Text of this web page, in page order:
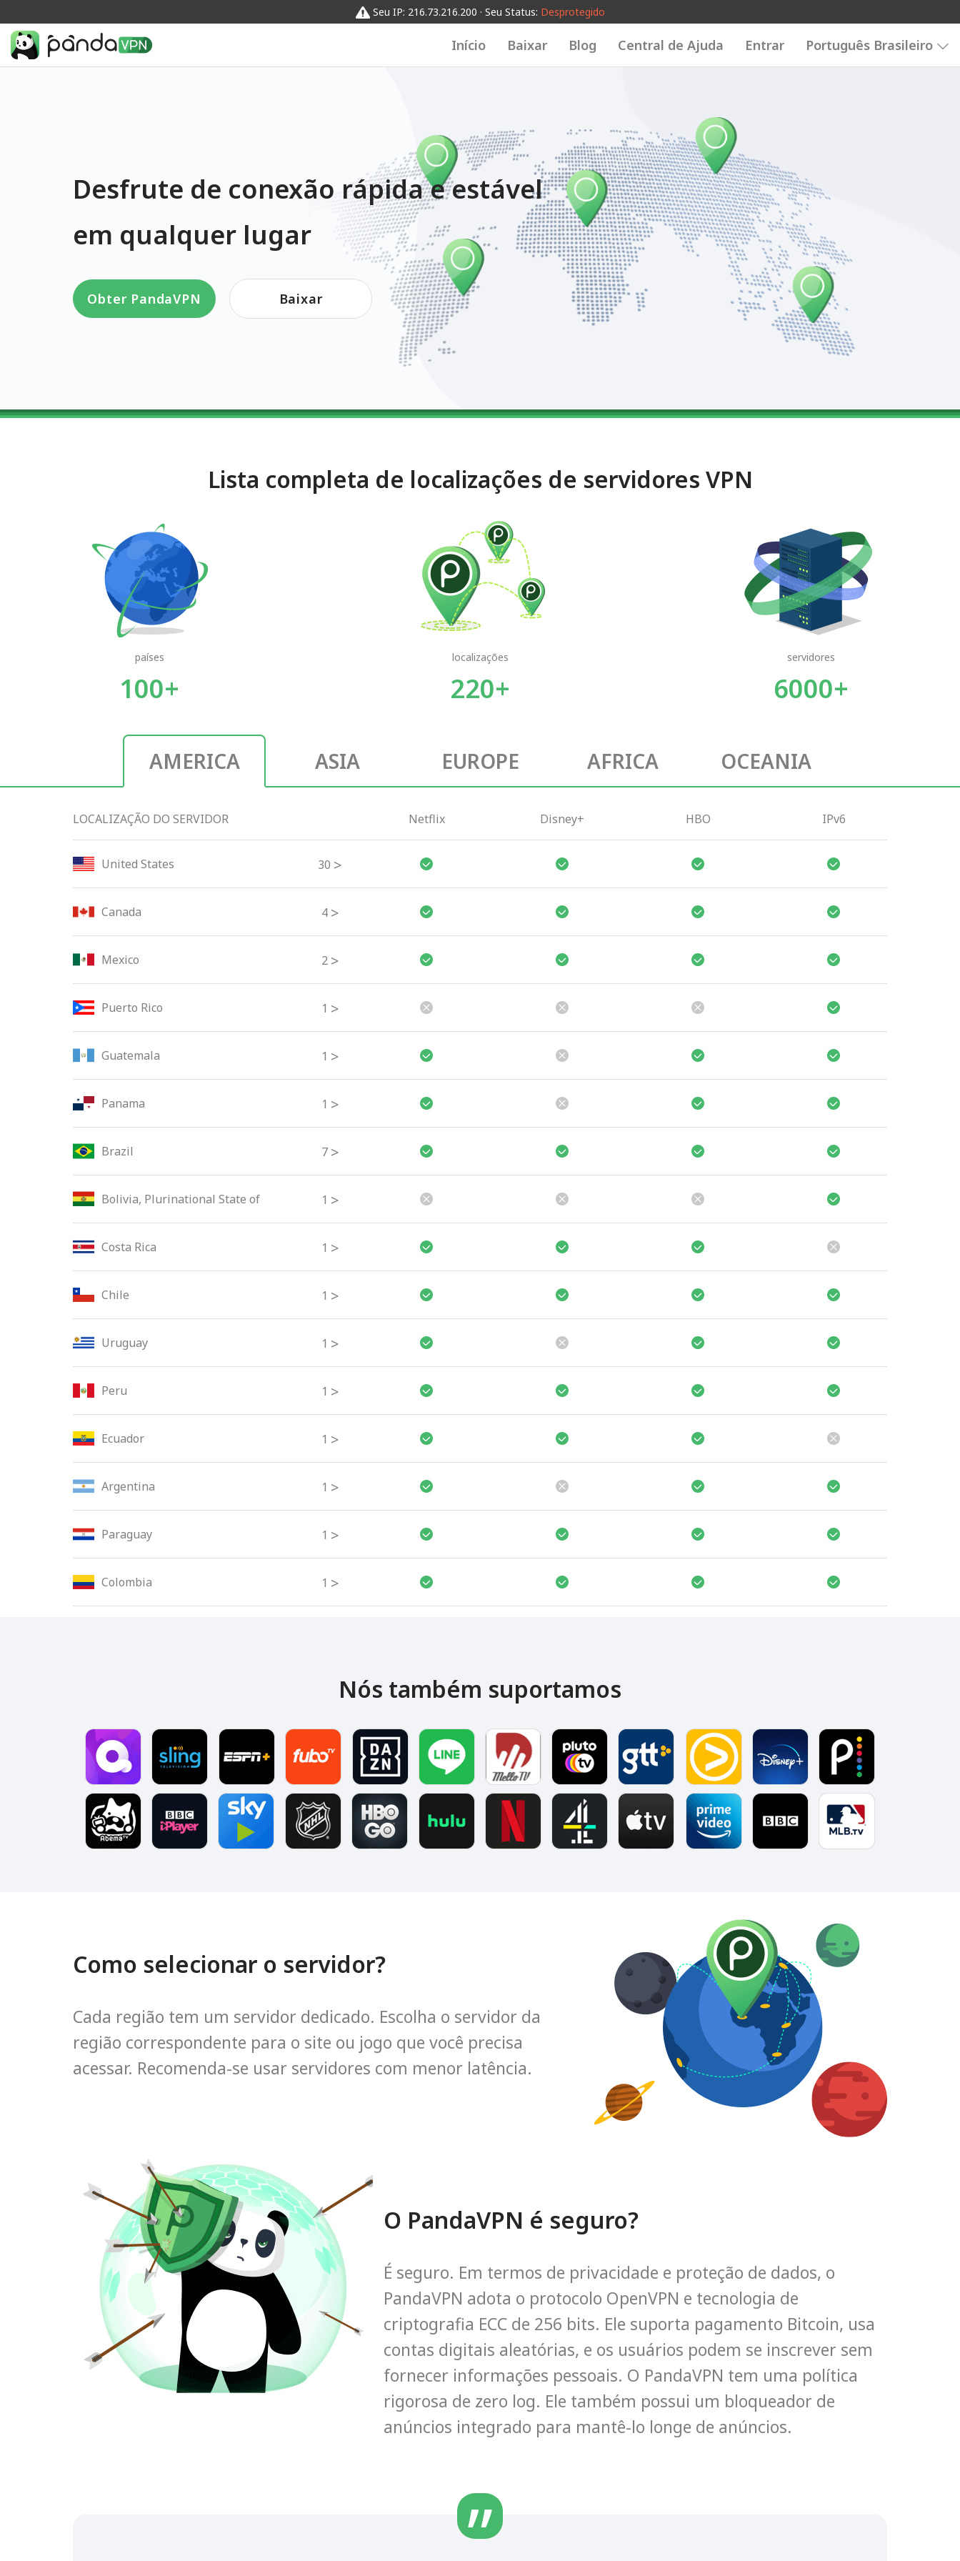
Seu IP: 216.73.216.200 · Seu Status: Desprotegido
Início Baixar Blog Central de Ajuda Entrar Português Brasileiro
Desfrute de conexão rápida e estável
em qualquer lugar
Obter PandaVPN Baixar
Lista completa de localizações de servidores VPN
países
100+
localizações
220+
servidores
6000+
AMERICA ASIA EUROPE AFRICA OCEANIA
LOCALIZAÇÃO DO SERVIDOR Netflix Disney+ HBO IPv6
United States 30 >
Canada 4 >
Mexico 2 >
Puerto Rico 1 >
Guatemala 1 >
Panama 1 >
Brazil 7 >
Bolivia, Plurinational State of 1 >
Costa Rica 1 >
Chile 1 >
Uruguay 1 >
Peru 1 >
Ecuador 1 >
Argentina 1 >
Paraguay 1 >
Colombia 1 >
Nós também suportamos
Como selecionar o servidor?
Cada região tem um servidor dedicado. Escolha o servidor da
região correspondente para o site ou jogo que você precisa
acessar. Recomenda-se usar servidores com menor latência.
O PandaVPN é seguro?
É seguro. Em termos de privacidade e proteção de dados, o
PandaVPN adota o protocolo OpenVPN e tecnologia de
criptografia ECC de 256 bits. Ele suporta pagamento Bitcoin, usa
contas digitais aleatórias, e os usuários podem se inscrever sem
fornecer informações pessoais. O PandaVPN tem uma política
rigorosa de zero log. Ele também possui um bloqueador de
anúncios integrado para mantê-lo longe de anúncios.